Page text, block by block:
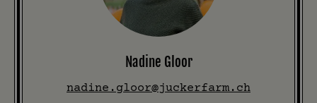
Nadine Gloor
nadine.gloor@juckerfarm.ch